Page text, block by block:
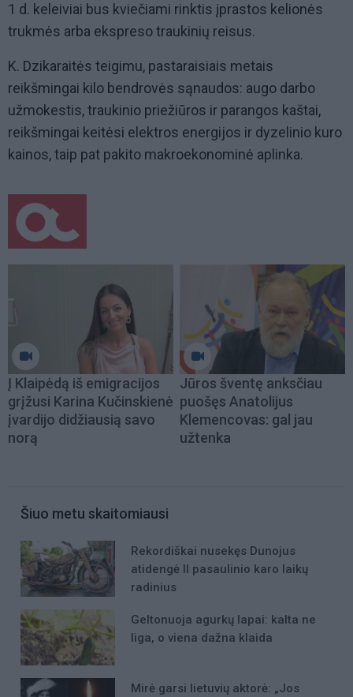
1 d. keleiviai bus kviečiami rinktis įprastos kelionės
trukmės arba ekspreso traukinių reisus.
K. Dzikaraitės teigimu, pastaraisiais metais
reikšmingai kilo bendrovės sąnaudos: augo darbo
užmokestis, traukinio priežiūros ir parangos kaštai,
reikšmingai keitėsi elektros energijos ir dyzelinio kuro
kainos, taip pat pakito makroekonominė aplinka.
Į Klaipėdą iš emigracijos
grįžusi Karina Kučinskienė
įvardijo didžiausią savo
norą
Jūros šventę anksčiau
puošęs Anatolijus
Klemencovas: gal jau
užtenka
Šiuo metu skaitomiausi
Rekordiškai nusekęs Dunojus
atidengė II pasaulinio karo laikų
radinius
Geltonuoja agurkų lapai: kalta ne
liga, o viena dažna klaida
Mirė garsi lietuvių aktorė: „Jos